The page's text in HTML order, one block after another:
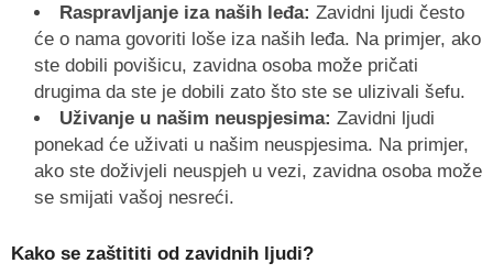
Raspravljanje iza naših leđa: Zavidni ljudi često
će o nama govoriti loše iza naših leđa. Na primjer, ako
ste dobili povišicu, zavidna osoba može pričati
drugima da ste je dobili zato što ste se ulizivali šefu.
Uživanje u našim neuspjesima: Zavidni ljudi
ponekad će uživati u našim neuspjesima. Na primjer,
ako ste doživjeli neuspjeh u vezi, zavidna osoba može
se smijati vašoj nesreći.
Kako se zaštititi od zavidnih ljudi?